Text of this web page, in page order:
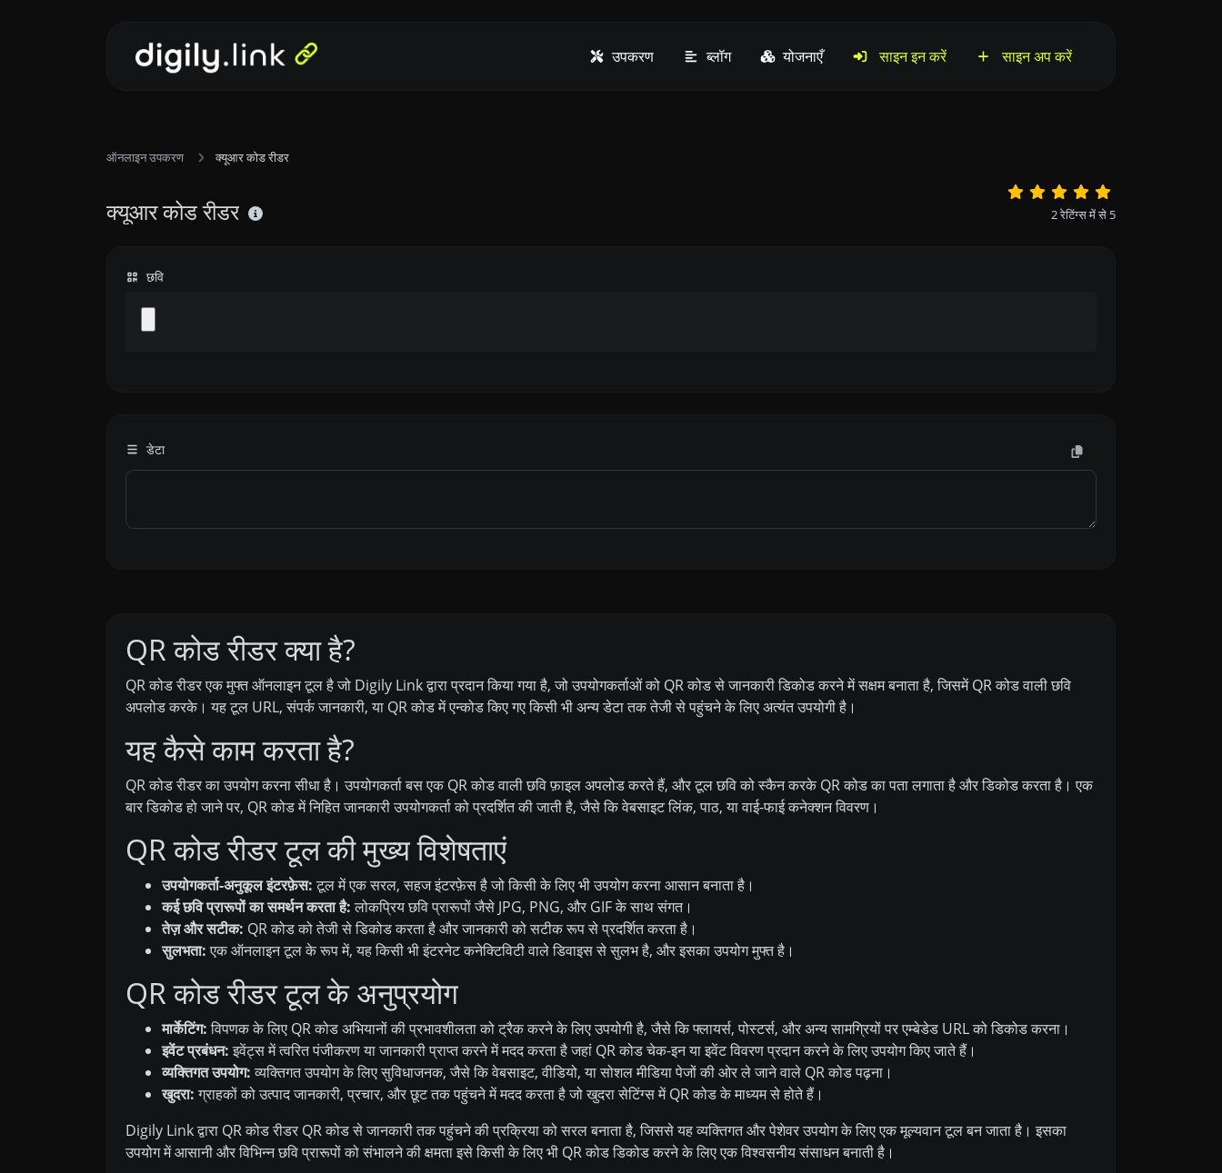
उपकरण ब्लॉग योजनाएँ साइन इन करें साइन अप करें
ऑनलाइन उपकरण क्यूआर कोड रीडर
क्यूआर कोड रीडर 2रेटिंग्स में से 5
छवि
डेटा
QR कोड रीडर क्या है?
QR कोड रीडर एक मुफ्त ऑनलाइन टूल है जो Digily Link द्वारा प्रदान किया गया है, जो उपयोगकर्ताओं को QR कोड से जानकारी डिकोड करने में सक्षम बनाता है, जिसमें QR कोड वाली छवि
अपलोड करके। यह टूल URL, संपर्क जानकारी, या QR कोड में एन्कोड किए गए किसी भी अन्य डेटा तक तेजी से पहुंचने के लिए अत्यंत उपयोगी है।
यह कैसे काम करता है?
QR कोड रीडर का उपयोग करना सीधा है। उपयोगकर्ता बस एक QR कोड वाली छवि फ़ाइल अपलोड करते हैं, और टूल छवि को स्कैन करके QR कोड का पता लगाता है और डिकोड करता है। एक
बार डिकोड हो जाने पर, QR कोड में निहित जानकारी उपयोगकर्ता को प्रदर्शित की जाती है, जैसे कि वेबसाइट लिंक, पाठ, या वाई-फाई कनेक्शन विवरण।
QR कोड रीडर टूल की मुख्य विशेषताएं
उपयोगकर्ता-अनुकूल इंटरफ़ेस:टूल में एक सरल, सहज इंटरफ़ेस है जो किसी के लिए भी उपयोग करना आसान बनाता है।
कई छवि प्रारूपों का समर्थन करता है:लोकप्रिय छवि प्रारूपों जैसे JPG, PNG, और GIF के साथ संगत।
तेज़ और सटीक: QR कोड को तेजी से डिकोड करता है और जानकारी को सटीक रूप से प्रदर्शित करता है।
सुलभता:एक ऑनलाइन टूल के रूप में, यह किसी भी इंटरनेट कनेक्टिविटी वाले डिवाइस से सुलभ है, और इसका उपयोग मुफ्त है।
QR कोड रीडर टूल के अनुप्रयोग
मार्केटिंग:विपणक के लिए QR कोड अभियानों की प्रभावशीलता को ट्रैक करने के लिए उपयोगी है, जैसे कि फ्लायर्स, पोस्टर्स, और अन्य सामग्रियों पर एम्बेडेड URL को डिकोड करना।
इवेंट प्रबंधन:इवेंट्स में त्वरित पंजीकरण या जानकारी प्राप्त करने में मदद करता है जहां QR कोड चेक-इन या इवेंट विवरण प्रदान करने के लिए उपयोग किए जाते हैं।
व्यक्तिगत उपयोग:व्यक्तिगत उपयोग के लिए सुविधाजनक, जैसे कि वेबसाइट, वीडियो, या सोशल मीडिया पेजों की ओर ले जाने वाले QR कोड पढ़ना।
खुदरा:ग्राहकों को उत्पाद जानकारी, प्रचार, और छूट तक पहुंचने में मदद करता है जो खुदरा सेटिंग्स में QR कोड के माध्यम से होते हैं।
Digily Link द्वारा QR कोड रीडर QR कोड से जानकारी तक पहुंचने की प्रक्रिया को सरल बनाता है, जिससे यह व्यक्तिगत और पेशेवर उपयोग के लिए एक मूल्यवान टूल बन जाता है। इसका
उपयोग में आसानी और विभिन्न छवि प्रारूपों को संभालने की क्षमता इसे किसी के लिए भी QR कोड डिकोड करने के लिए एक विश्वसनीय संसाधन बनाती है।